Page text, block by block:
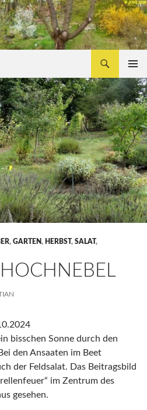
MENÜ
, GARTEN, HERBST, SALAT,
bisschen Sonne durch den
den Ansaaten im Beet
der Feldsalat. Das Beitragsbild
im Zentrum des
gesehen.